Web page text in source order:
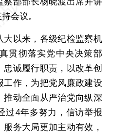
会议。
以来，各级纪检监察机
贯彻落实党中央决策部
诚履行职责，以改革创
作，为把党风廉政建设
动全面从严治党向纵深
过4年多努力，信访举报
务大局更加主动有效，